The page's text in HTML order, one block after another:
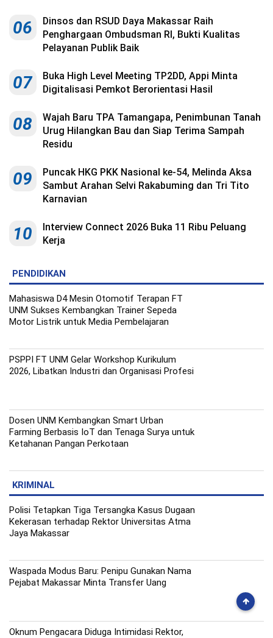
Copyright
2026
Menara
Indonesia
Right
Reserve
06
Dinsos dan RSUD Daya Makassar Raih
Penghargaan Ombudsman RI, Bukti Kualitas
Pelayanan Publik Baik
07
Buka High Level Meeting TP2DD, Appi Minta
Digitalisasi Pemkot Berorientasi Hasil
08
Wajah Baru TPA Tamangapa, Penimbunan Tanah
Urug Hilangkan Bau dan Siap Terima Sampah
Residu
09
Puncak HKG PKK Nasional ke-54, Melinda Aksa
Sambut Arahan Selvi Rakabuming dan Tri Tito
Karnavian
10
Interview Connect 2026 Buka 11 Ribu Peluang
Kerja
PENDIDIKAN
Mahasiswa D4 Mesin Otomotif Terapan FT
UNM Sukses Kembangkan Trainer Sepeda
Motor Listrik untuk Media Pembelajaran
PSPPI FT UNM Gelar Workshop Kurikulum
2026, Libatkan Industri dan Organisasi Profesi
Dosen UNM Kembangkan Smart Urban
Farming Berbasis IoT dan Tenaga Surya untuk
Ketahanan Pangan Perkotaan
KRIMINAL
Polisi Tetapkan Tiga Tersangka Kasus Dugaan
Kekerasan terhadap Rektor Universitas Atma
Jaya Makassar
Waspada Modus Baru: Penipu Gunakan Nama
Pejabat Makassar Minta Transfer Uang
Oknum Pengacara Diduga Intimidasi Rektor,